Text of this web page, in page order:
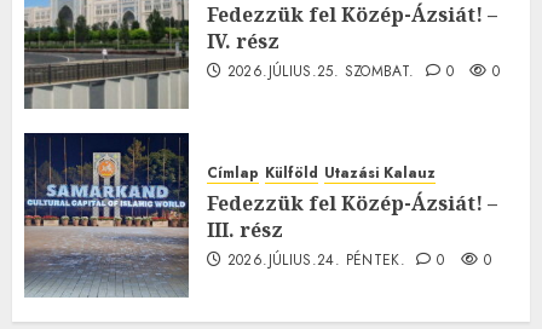
Fedezzük fel Közép-Ázsiát! –
IV. rész
2026.JÚLIUS.25. SZOMBAT. 0 0
Címlap Külföld Utazási Kalauz
Fedezzük fel Közép-Ázsiát! –
III. rész
2026.JÚLIUS.24. PÉNTEK. 0 0